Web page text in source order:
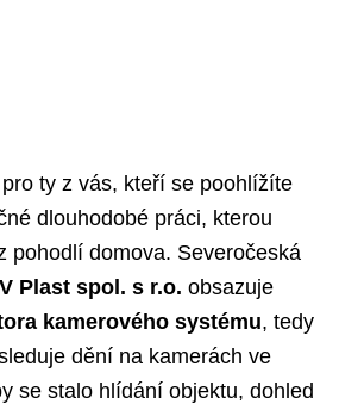
ty z vás, kteří se poohlížíte
dlouhodobé práci, kterou
pohodlí domova. Severočeská
Plast spol. s r.o. obsazuje
kamerového systému, tedy
dění na kamerách ve
se stalo hlídání objektu, dohled